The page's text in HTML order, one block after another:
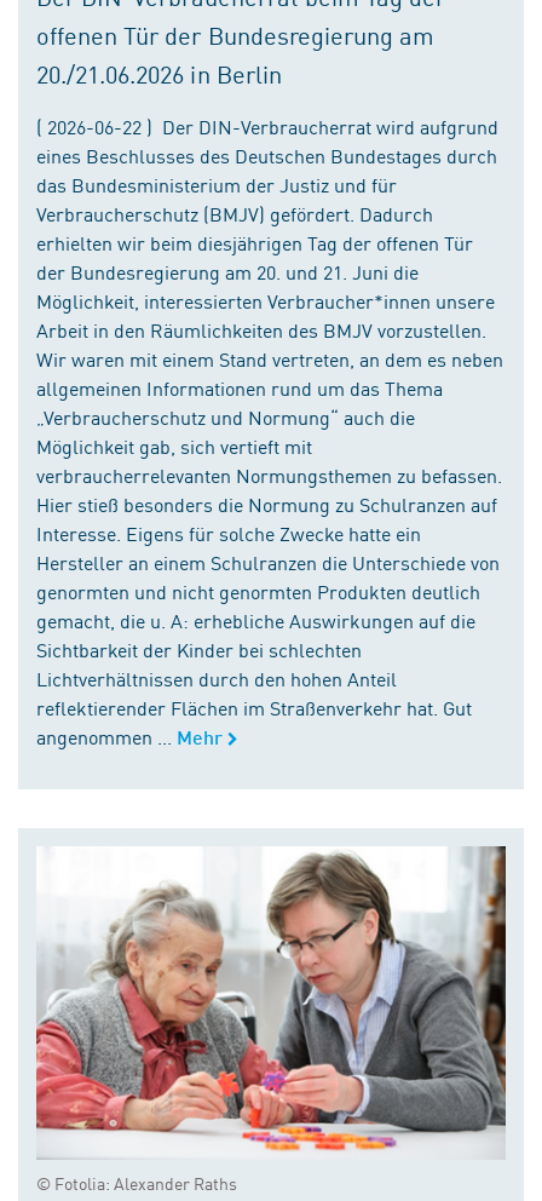
offenen Tür der Bundesregierung am
20./21.06.2026 in Berlin
( 2026-06-22 ) Der DIN-Verbraucherrat wird aufgrund
eines Beschlusses des Deutschen Bundestages durch
das Bundesministerium der Justiz und für
Verbraucherschutz (BMJV) gefördert. Dadurch
erhielten wir beim diesjährigen Tag der offenen Tür
der Bundesregierung am 20. und 21. Juni die
Möglichkeit, interessierten Verbraucher*innen unsere
Arbeit in den Räumlichkeiten des BMJV vorzustellen.
Wir waren mit einem Stand vertreten, an dem es neben
allgemeinen Informationen rund um das Thema
„Verbraucherschutz und Normung“ auch die
Möglichkeit gab, sich vertieft mit
verbraucherrelevanten Normungsthemen zu befassen.
Hier stieß besonders die Normung zu Schulranzen auf
Interesse. Eigens für solche Zwecke hatte ein
Hersteller an einem Schulranzen die Unterschiede von
genormten und nicht genormten Produkten deutlich
gemacht, die u. A: erhebliche Auswirkungen auf die
Sichtbarkeit der Kinder bei schlechten
Lichtverhältnissen durch den hohen Anteil
reflektierender Flächen im Straßenverkehr hat. Gut
angenommen ...
Mehr
© Fotolia: Alexander Raths